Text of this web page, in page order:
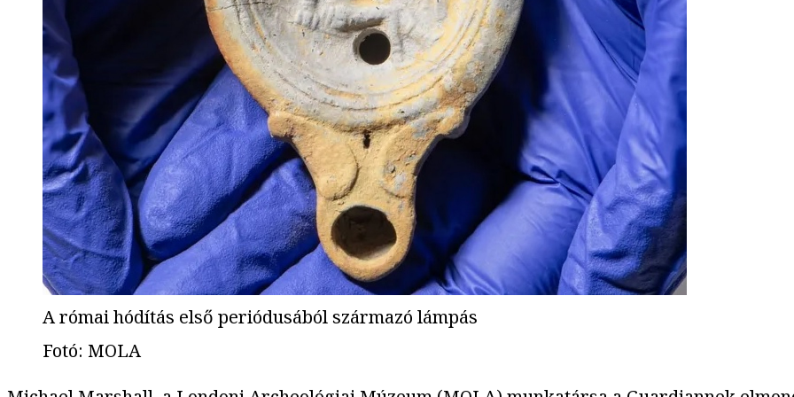
A római hódítás első periódusából származó lámpás
Fotó: MOLA